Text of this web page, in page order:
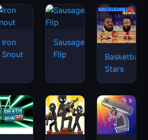
Iron
Snout
Sausage
Flip
Basketball
Stars